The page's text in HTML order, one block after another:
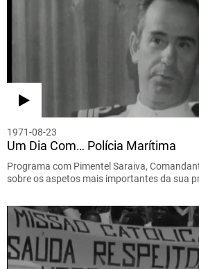
1971-08-23
Um Dia Com… Polícia Marítima
Programa com Pimentel Saraiva,
sobre os aspetos mais importantes da sua